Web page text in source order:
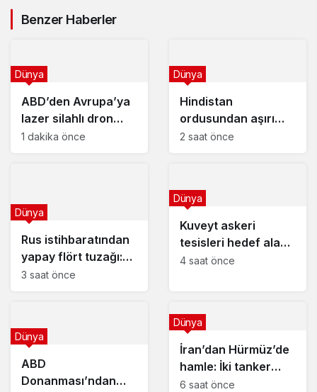
Benzer Haberler
ABD’den Avrupa’ya
lazer silahlı dron
savunması
Dünya
1 dakika önce
Hindistan
ordusundan aşırı
soğuklara dayanıklı
Dünya
2 saat önce
Rus istihbaratından
yapay flört tuzağı:
Ukraynalı askerler
Dünya
3 saat önce
Kuveyt askeri
tesisleri hedef alan
İran dronlarını vurdu
Dünya
4 saat önce
ABD
Donanması’ndan
Dünya
İran’dan Hürmüz’de
hamle: İki tanker
vuruldu
Dünya
6 saat önce